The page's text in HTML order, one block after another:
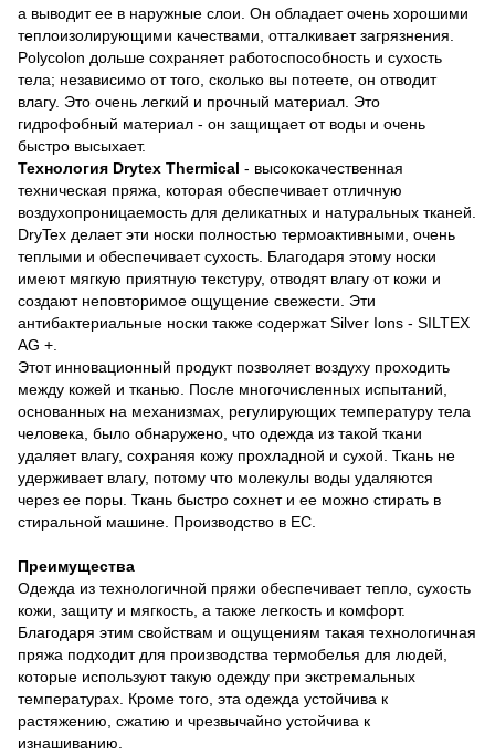
а выводит ее в наружные слои. Он обладает очень хорошими
теплоизолирующими качествами, отталкивает загрязнения.
Polycolon дольше сохраняет работоспособность и сухость
тела; независимо от того, сколько вы потеете, он отводит
влагу. Это очень легкий и прочный материал. Это
гидрофобный материал - он защищает от воды и очень
быстро высыхает.
Технология Drytex Thermical - высококачественная
техническая пряжа, которая обеспечивает отличную
воздухопроницаемость для деликатных и натуральных тканей.
DryTex делает эти носки полностью термоактивными, очень
теплыми и обеспечивает сухость. Благодаря этому носки
имеют мягкую приятную текстуру, отводят влагу от кожи и
создают неповторимое ощущение свежести. Эти
антибактериальные носки также содержат Silver Ions - SILTEX
AG +.
Этот инновационный продукт позволяет воздуху проходить
между кожей и тканью. После многочисленных испытаний,
основанных на механизмах, регулирующих температуру тела
человека, было обнаружено, что одежда из такой ткани
удаляет влагу, сохраняя кожу прохладной и сухой. Ткань не
удерживает влагу, потому что молекулы воды удаляются
через ее поры. Ткань быстро сохнет и ее можно стирать в
стиральной машине. Производство в ЕС.
Преимущества
Одежда из технологичной пряжи обеспечивает тепло, сухость
кожи, защиту и мягкость, а также легкость и комфорт.
Благодаря этим свойствам и ощущениям такая технологичная
пряжа подходит для производства термобелья для людей,
которые используют такую ​​одежду при экстремальных
температурах. Кроме того, эта одежда устойчива к
растяжению, сжатию и чрезвычайно устойчива к
изнашиванию.